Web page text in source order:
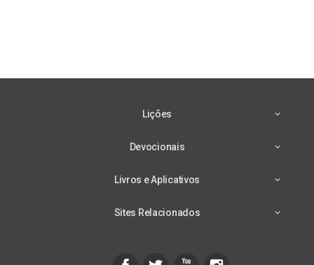
Lições
Devocionais
Livros e Aplicativos
Sites Relacionados